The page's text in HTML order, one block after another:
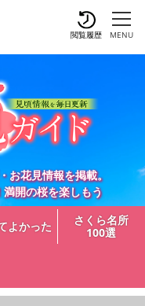
MENU
閲覧履歴
お花見情報を掲載。
開の桜を楽しもう
よかった
さくら名所
100選